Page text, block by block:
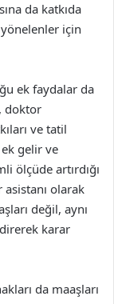
da katkıda
için
ek faydalar da
doktor
ve tatil
gelir ve
ölçüde artırdığı
olarak
değil, aynı
karar
da maaşları